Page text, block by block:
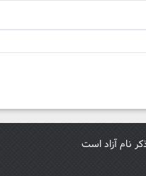
نام آزاد است